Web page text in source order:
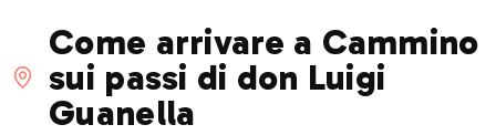
Come arrivare a Cammino
sui passi di don Luigi
Guanella